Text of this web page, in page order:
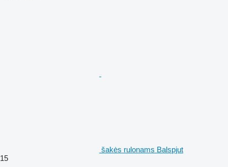
šakės rulonams Balspjut
15